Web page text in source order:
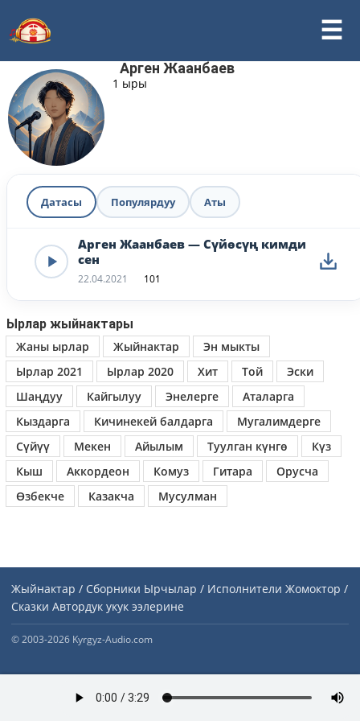
Арген Жаанбаев
1 ыры
Датасы Популярдуу Аты
Арген Жаанбаев — Сүйөсүң кимди
сен
22.04.2021 101
Ырлар жыйнактары
Жаны ырлар
Жыйнактар
Эн мыкты
Ырлар 2021
Ырлар 2020 Хит Той
Эски
Шаңдуу
Кайгылуу Энелерге
Аталарга
Кыздарга
Кичинекей балдарга
Мугалимдерге
Сүйүү
Мекен Айылым Туулган күнгө
Күз
Кыш
Аккордеон Комуз Гитара
Орусча
Өзбекче
Казакча Мусулман
Жыйнактар / Сборники Ырчылар / Исполнители Жомоктор /
Сказки Автордук укук ээлерине
© 2003-2026 Kyrgyz-Audio.com